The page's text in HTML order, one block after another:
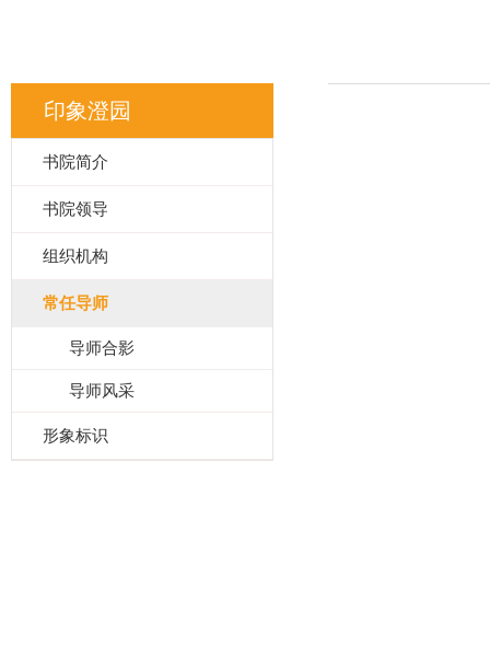
印象澄园
书院简介
书院领导
组织机构
常任导师
导师合影
导师风采
形象标识